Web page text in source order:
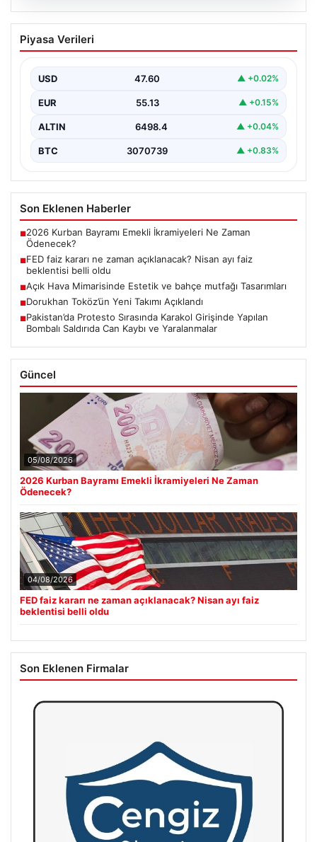
FED faiz kararı ne zaman açıklanacak?
Nisan ayı faiz beklentisi belli oldu
Piyasa Verileri
USD 47.60 ▲ +0.02%
EUR 55.13 ▲ +0.15%
ALTIN 6498.4 ▲ +0.04%
BTC 3070739 ▲ +0.83%
Son Eklenen Haberler
■2026 Kurban Bayramı Emekli İkramiyeleri Ne Zaman
Ödenecek?
■FED faiz kararı ne zaman açıklanacak? Nisan ayı faiz
beklentisi belli oldu
■Açık Hava Mimarisinde Estetik ve bahçe mutfağı Tasarımları
■Dorukhan Toköz’ün Yeni Takımı Açıklandı
■Pakistan’da Protesto Sırasında Karakol Girişinde Yapılan
Bombalı Saldırıda Can Kaybı ve Yaralanmalar
Güncel
05/08/2026
2026 Kurban Bayramı Emekli İkramiyeleri Ne Zaman
Ödenecek?
04/08/2026
FED faiz kararı ne zaman açıklanacak? Nisan ayı faiz
beklentisi belli oldu
Son Eklenen Firmalar